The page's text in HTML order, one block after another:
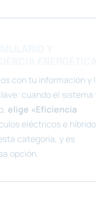
con tu información y
cuando el sistema
elige «Eficiencia
eléctricos e
categoría, y es
opción.